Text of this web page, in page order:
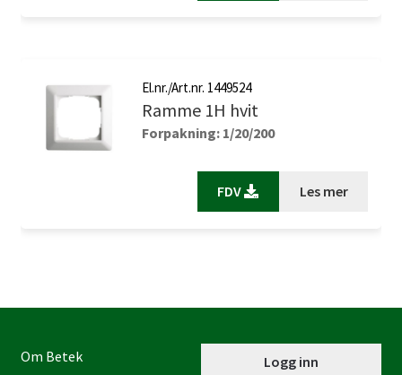
El.nr./Art.nr. 1449524
Ramme 1H hvit
Forpakning: 1/20/200
FDV Les mer
Logg inn
Om Betek